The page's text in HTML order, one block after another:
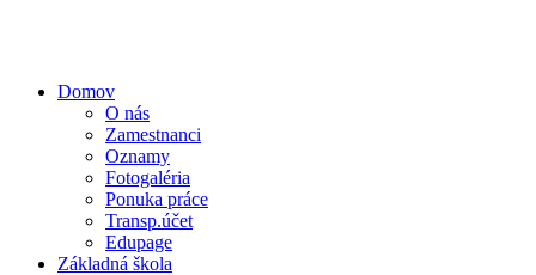
Domov
O nás
Zamestnanci
Oznamy
Fotogaléria
Ponuka práce
Transp.účet
Edupage
Základná škola